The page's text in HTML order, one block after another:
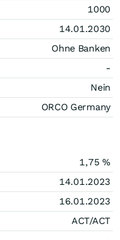
1000
14.01.2030
Ohne Banken
-
Nein
ORCO Germany
1,75 %
14.01.2023
16.01.2023
ACT/ACT